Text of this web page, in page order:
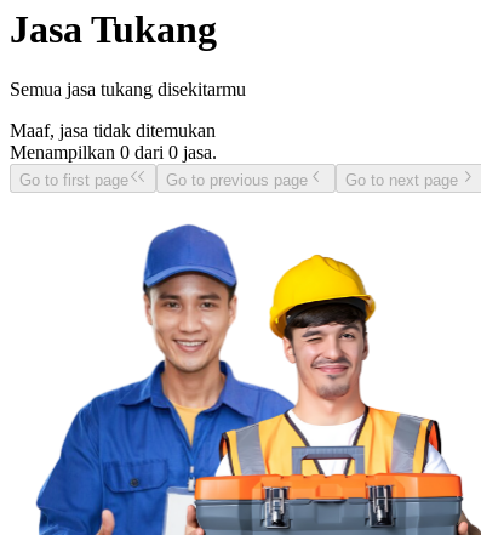
Jasa Tukang
Semua jasa tukang disekitarmu
Maaf, jasa tidak ditemukan
Menampilkan 0 dari 0 jasa.
Go to first page Go to previous page Go to next page